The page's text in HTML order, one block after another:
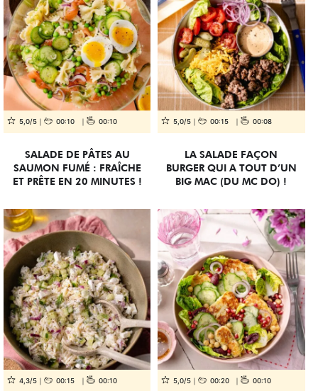
5,0/5 00:10 00:10
SALADE DE PÂTES AU
SAUMON FUMÉ : FRAÎCHE
ET PRÊTE EN 20 MINUTES !
5,0/5 00:15 00:08
LA SALADE FAÇON
BURGER QUI A TOUT D’UN
BIG MAC (DU MC DO) !
4,3/5 00:15 00:10 5,0/5 00:20 00:10